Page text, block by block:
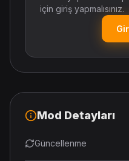
için giriş yapmalısınız.
Mod Detayları
Güncellenme